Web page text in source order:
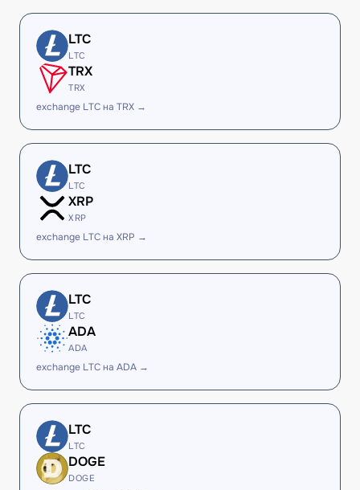
LTC
LTC
TRX
TRX
exchange LTC на TRX →
LTC
LTC
XRP
XRP
exchange LTC на XRP →
LTC
LTC
ADA
ADA
exchange LTC на ADA →
LTC
LTC
DOGE
DOGE